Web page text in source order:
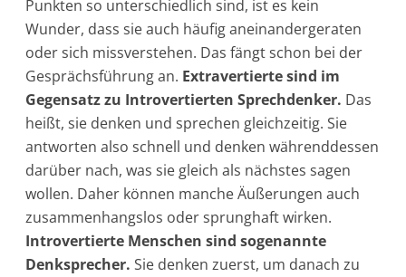
Punkten so unterschiedlich sind, ist es kein
Wunder, dass sie auch häufig aneinandergeraten
oder sich missverstehen. Das fängt schon bei der
Gesprächsführung an. Extravertierte sind im
Gegensatz zu Introvertierten Sprechdenker. Das
heißt, sie denken und sprechen gleichzeitig. Sie
antworten also schnell und denken währenddessen
darüber nach, was sie gleich als nächstes sagen
wollen. Daher können manche Äußerungen auch
zusammenhangslos oder sprunghaft wirken.
Introvertierte Menschen sind sogenannte
Denksprecher. Sie denken zuerst, um danach zu